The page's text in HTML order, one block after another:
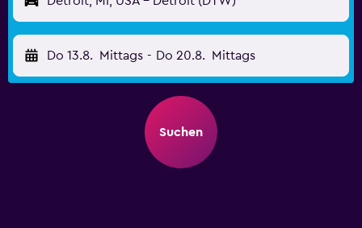
Do 13.8. Mittags - Do 20.8. Mittags
Suchen